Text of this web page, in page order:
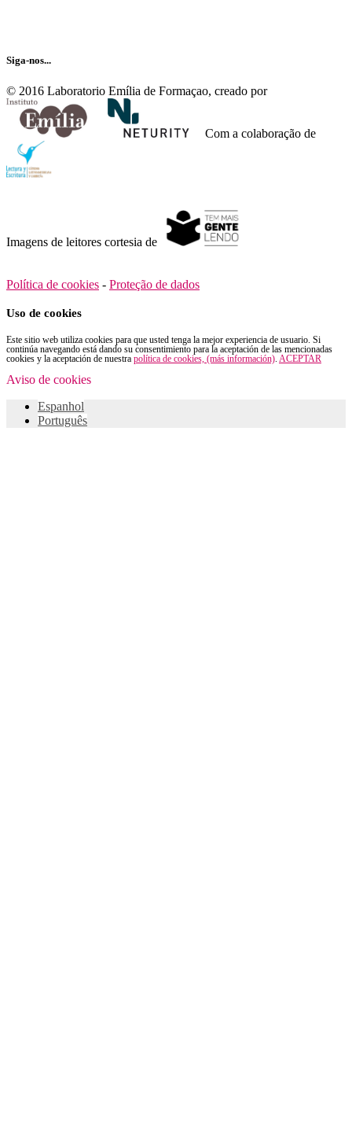
Siga-nos...
© 2016 Laboratorio Emília de Formaçao, creado por
Com a colaboração de
Imagens de leitores cortesia de
Política de cookies - Proteção de dados
Uso de cookies
Este sitio web utiliza cookies para que usted tenga la mejor experiencia de usuario. Si
continúa navegando está dando su consentimiento para la aceptación de las mencionadas
cookies y la aceptación de nuestra política de cookies, (más información) ACEPTAR
Aviso de cookies
Espanhol
Português